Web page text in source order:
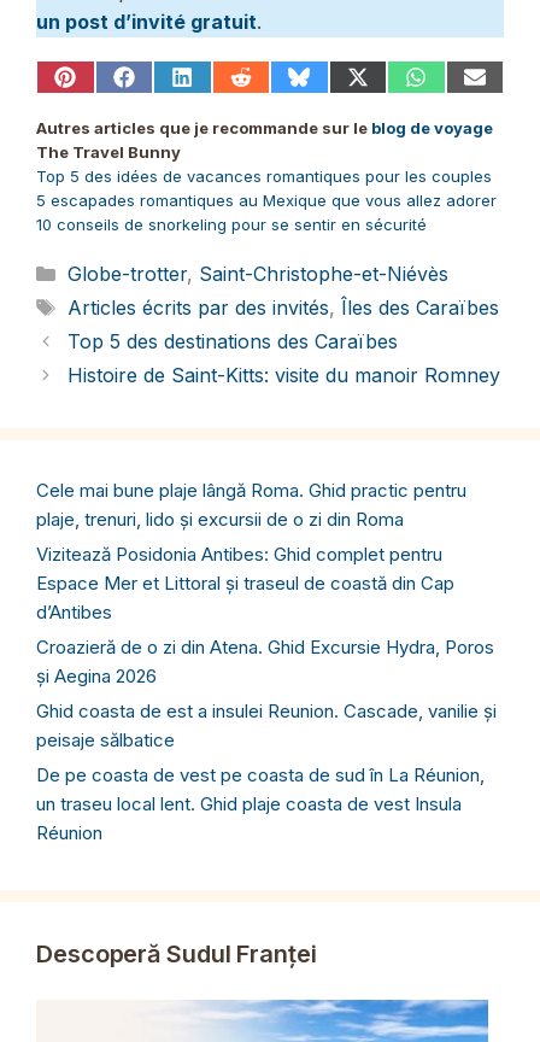
un post d’invité gratuit.
Share
Pinterest
Share
Facebook
Share
LinkedIn
Share
Reddit
Share
Bluesky
Share
X
(Twitter)
Share
WhatsApp
Share
Email
Autres articles que je recommande sur le blog de voyage
The Travel Bunny
Top 5 des idées de vacances romantiques pour les couples
5 escapades romantiques au Mexique que vous allez adorer
10 conseils de snorkeling pour se sentir en sécurité
Catégories
Globe-trotter, Saint-Christophe-et-Niévès
Étiquettes
Articles écrits par des invités, Îles des Caraïbes
Top 5 des destinations des Caraïbes
Histoire de Saint-Kitts: visite du manoir Romney
Cele mai bune plaje lângă Roma. Ghid practic pentru
plaje, trenuri, lido și excursii de o zi din Roma
Vizitează Posidonia Antibes: Ghid complet pentru
Espace Mer et Littoral și traseul de coastă din Cap
d’Antibes
Croazieră de o zi din Atena. Ghid Excursie Hydra, Poros
și Aegina 2026
Ghid coasta de est a insulei Reunion. Cascade, vanilie și
peisaje sălbatice
De pe coasta de vest pe coasta de sud în La Réunion,
un traseu local lent. Ghid plaje coasta de vest Insula
Réunion
Descoperă Sudul Franței